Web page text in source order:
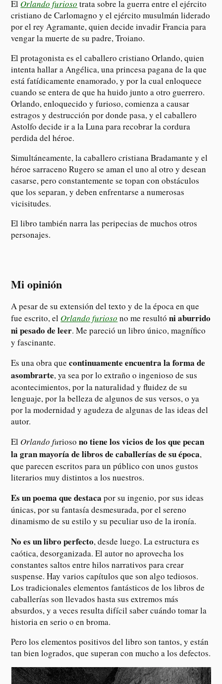
El Orlando furioso trata sobre la guerra entre el ejército
cristiano de Carlomagno y el ejército musulmán liderado
por el rey Agramante, quien decide invadir Francia para
vengar la muerte de su padre, Troiano.
El protagonista es el caballero cristiano Orlando, quien
intenta hallar a Angélica, una princesa pagana de la que
está fatídicamente enamorado, y por la cual enloquece
cuando se entera de que ha huido junto a otro guerrero.
Orlando, enloquecido y furioso, comienza a causar
estragos y destrucción por donde pasa, y el caballero
Astolfo decide ir a la Luna para recobrar la cordura
perdida del héroe.
Simultáneamente, la caballero cristiana Bradamante y el
héroe sarraceno Rugero se aman el uno al otro y desean
casarse, pero constantemente se topan con obstáculos
que los separan, y deben enfrentarse a numerosas
vicisitudes.
El libro también narra las peripecias de muchos otros
personajes.
Mi opinión
A pesar de su extensión del texto y de la época en que
fue escrito, el Orlando furioso no me resultóni aburrido
ni pesado de leer. Me pareció un libro único, magnífico
y fascinante.
Es una obra quecontinuamente encuentra la forma de
asombrarte, ya sea por lo extraño o ingenioso de sus
acontecimientos, por la naturalidad y fluidez de su
lenguaje, por la belleza de algunos de sus versos, o ya
por la modernidad y agudeza de algunas de las ideas del
autor.
El Orlando furiosono tiene los vicios de los que pecan
la gran mayoría de libros de caballerías de su época,
que parecen escritos para un público con unos gustos
literarios muy distintos a los nuestros.
Es un poema que destacapor su ingenio, por sus ideas
únicas, por su fantasía desmesurada, por el sereno
dinamismo de su estilo y su peculiar uso de la ironía.
No es un libro perfecto, desde luego. La estructura es
caótica, desorganizada. El autor no aprovecha los
constantes saltos entre hilos narrativos para crear
suspense. Hay varios capítulos que son algo tediosos.
Los tradicionales elementos fantásticos de los libros de
caballerías son llevados hasta sus extremos más
absurdos, y a veces resulta difícil saber cuándo tomar la
historia en serio o en broma.
Pero los elementos positivos del libro son tantos, y están
tan bien logrados, que superan con mucho a los defectos.